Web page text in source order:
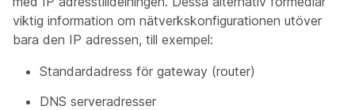
viktig information om nätverkskonfigurationen utöver
bara den IP adressen, till exempel:
Standardadress för gateway (router)
DNS serveradresser